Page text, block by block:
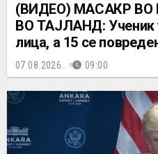
(ВИДЕО) МАСАКР
ВО ТАЈЛАНД: Ученик
лица, а 15 се
07.08.2026. 09:00